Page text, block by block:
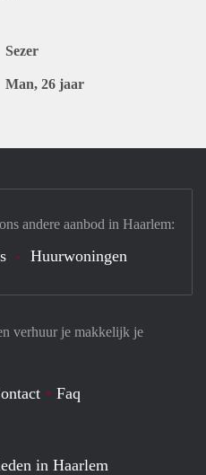
Sezer
Man, 26 jaar
verhuur je makkelijk je
Faq
in Haarlem
andere aanbod in Haarlem:
Huurwoningen